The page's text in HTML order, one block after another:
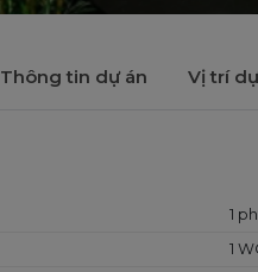
Thông tin dự án Vị trí
1
1